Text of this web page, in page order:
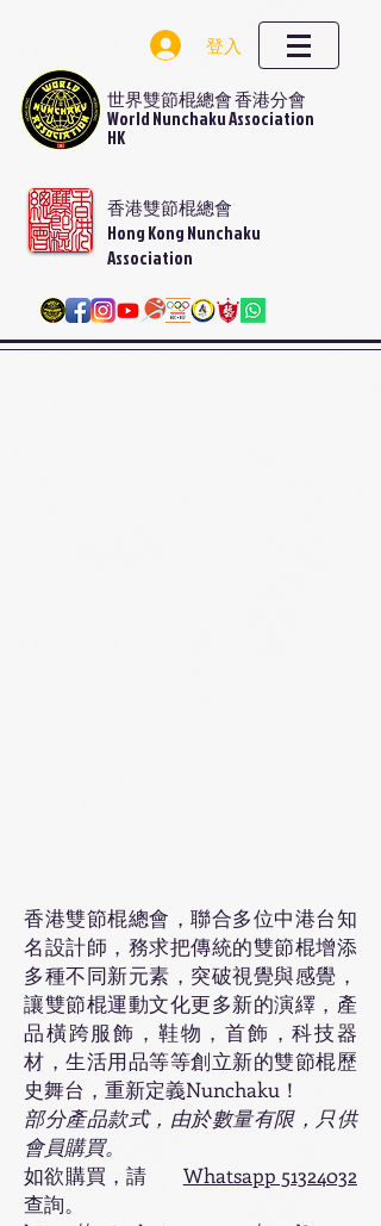
登入
世界雙節棍總會 香港分會
World Nunchaku Association
HK
香港雙節棍總會
Hong Kong Nunchaku
Association
香港雙節棍總會，聯合多位中港台知
名設計師，務求把傳統的雙節棍增添
多種不同新元素，突破視覺與感覺，
讓雙節棍運動文化更多新的演繹，產
品橫跨服飾，鞋物，首飾，科技器
材，生活用品等等創立新的雙節棍歷
史舞台，重新定義Nunchaku！
部分產品款式，由於數量有限，只供
會員購買。
如欲購買，請 Whatsapp 51324032
查詢。